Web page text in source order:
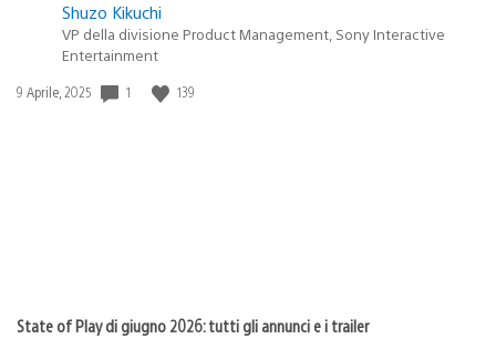
Shuzo Kikuchi
VP della divisione Product Management, Sony Interactive
Entertainment
Data
9 Aprile, 2025 1 139
State of Play di giugno 2026: tutti gli annunci e i trailer